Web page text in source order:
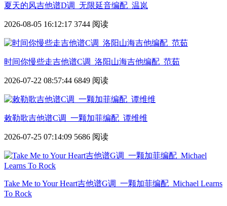
夏天的风吉他谱D调_无限延音编配_温岚
2026-08-05 16:12:17 3744 阅读
时间你慢些走吉他谱C调_洛阳山海吉他编配_范茹
2026-07-22 08:57:44 6849 阅读
敕勒歌吉他谱C调_一颗加菲编配_谭维维
2026-07-25 07:14:09 5686 阅读
Take Me to Your Heart吉他谱G调_一颗加菲编配_Michael Learns
To Rock